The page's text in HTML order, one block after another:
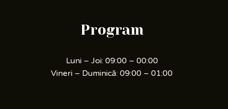
Program
Luni – Joi: 09:00 – 00:00
Vineri – Duminică: 09:00 – 01:00